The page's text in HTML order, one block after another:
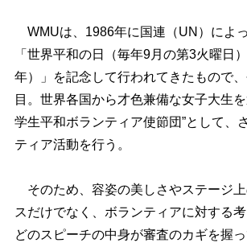
WMUは、1986年に国連（UN）によ
「世界平和の日（毎年9月の第3火曜日
年）」を記念して行われてきたもので
目。世界各国から才色兼備な女子大生
学生平和ボランティア使節団”として、
ティア活動を行う。
そのため、容姿の美しさやステージ
スだけでなく、ボランティアに対する
どのスピーチの中身が審査のカギを握っ